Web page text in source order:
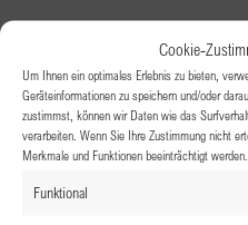
Cookie-
Um Ihnen ein optimales Erlebnis zu bieten,
Geräteinformationen zu speichern und/oder
zustimmst, können wir Daten wie das
verarbeiten. Wenn Sie Ihre Zustimmung nicht
Merkmale und Funktionen beeinträchtigt werden.
Funktional